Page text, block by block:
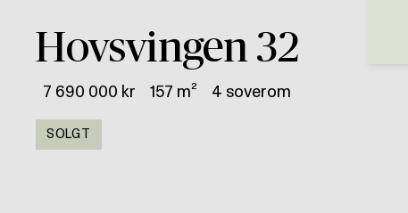
Hovsvingen 32
7 690 000 kr 157 m² 4 soverom
SOLGT